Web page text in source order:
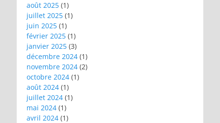
août 2025 (1)
juillet 2025 (1)
juin 2025 (1)
février 2025 (1)
janvier 2025 (3)
décembre 2024 (1)
novembre 2024 (2)
octobre 2024 (1)
août 2024 (1)
juillet 2024 (1)
mai 2024 (1)
avril 2024 (1)